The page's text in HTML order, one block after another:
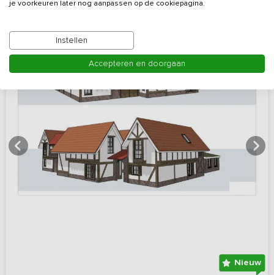
Nieuw
je voorkeuren later nog aanpassen op de cookiepagina.
Instellen
Accepteren en doorgaan